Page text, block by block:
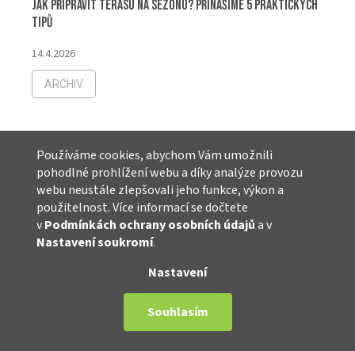
Používáme cookies, abychom Vám umožnili
pohodlné prohlížení webu a díky analýze provozu
webu neustále zlepšovali jeho funkce, výkon a
použitelnost. Více informací se dočtete
vPodmínkách ochrany osobních údajůa v
Nastavení soukromí.
Nastavení
Souhlasím
Jak připravit terasu na sezónu? Přinášíme 5 praktických
tipů
14.4.2026
ARCHIV
ZASTUPUJEME
ZNAČKY